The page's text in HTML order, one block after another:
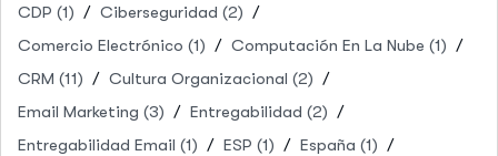
CDP (1) Ciberseguridad (2)
Comercio Electrónico (1) Computación En La Nube (1)
CRM (11) Cultura Organizacional (2)
Email Marketing (3) Entregabilidad (2)
Entregabilidad Email (1) ESP (1) España (1)